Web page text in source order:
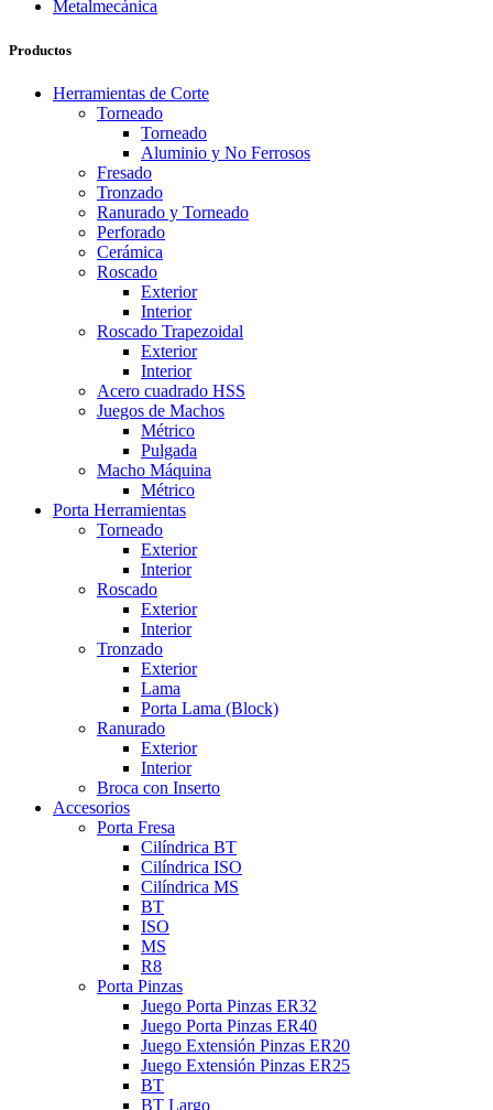
Productos
Herramientas de Corte
Torneado
Torneado
Aluminio y No Ferrosos
Fresado
Tronzado
Ranurado y Torneado
Perforado
Cerámica
Roscado
Exterior
Interior
Roscado Trapezoidal
Exterior
Interior
Acero cuadrado HSS
Juegos de Machos
Métrico
Pulgada
Macho Máquina
Métrico
Porta Herramientas
Torneado
Exterior
Interior
Roscado
Exterior
Interior
Tronzado
Exterior
Lama
Porta Lama (Block)
Ranurado
Exterior
Interior
Broca con Inserto
Accesorios
Porta Fresa
Cilíndrica BT
Cilíndrica ISO
Cilíndrica MS
BT
ISO
MS
R8
Porta Pinzas
Juego Porta Pinzas ER32
Juego Porta Pinzas ER40
Juego Extensión Pinzas ER20
Juego Extensión Pinzas ER25
BT
BT Largo